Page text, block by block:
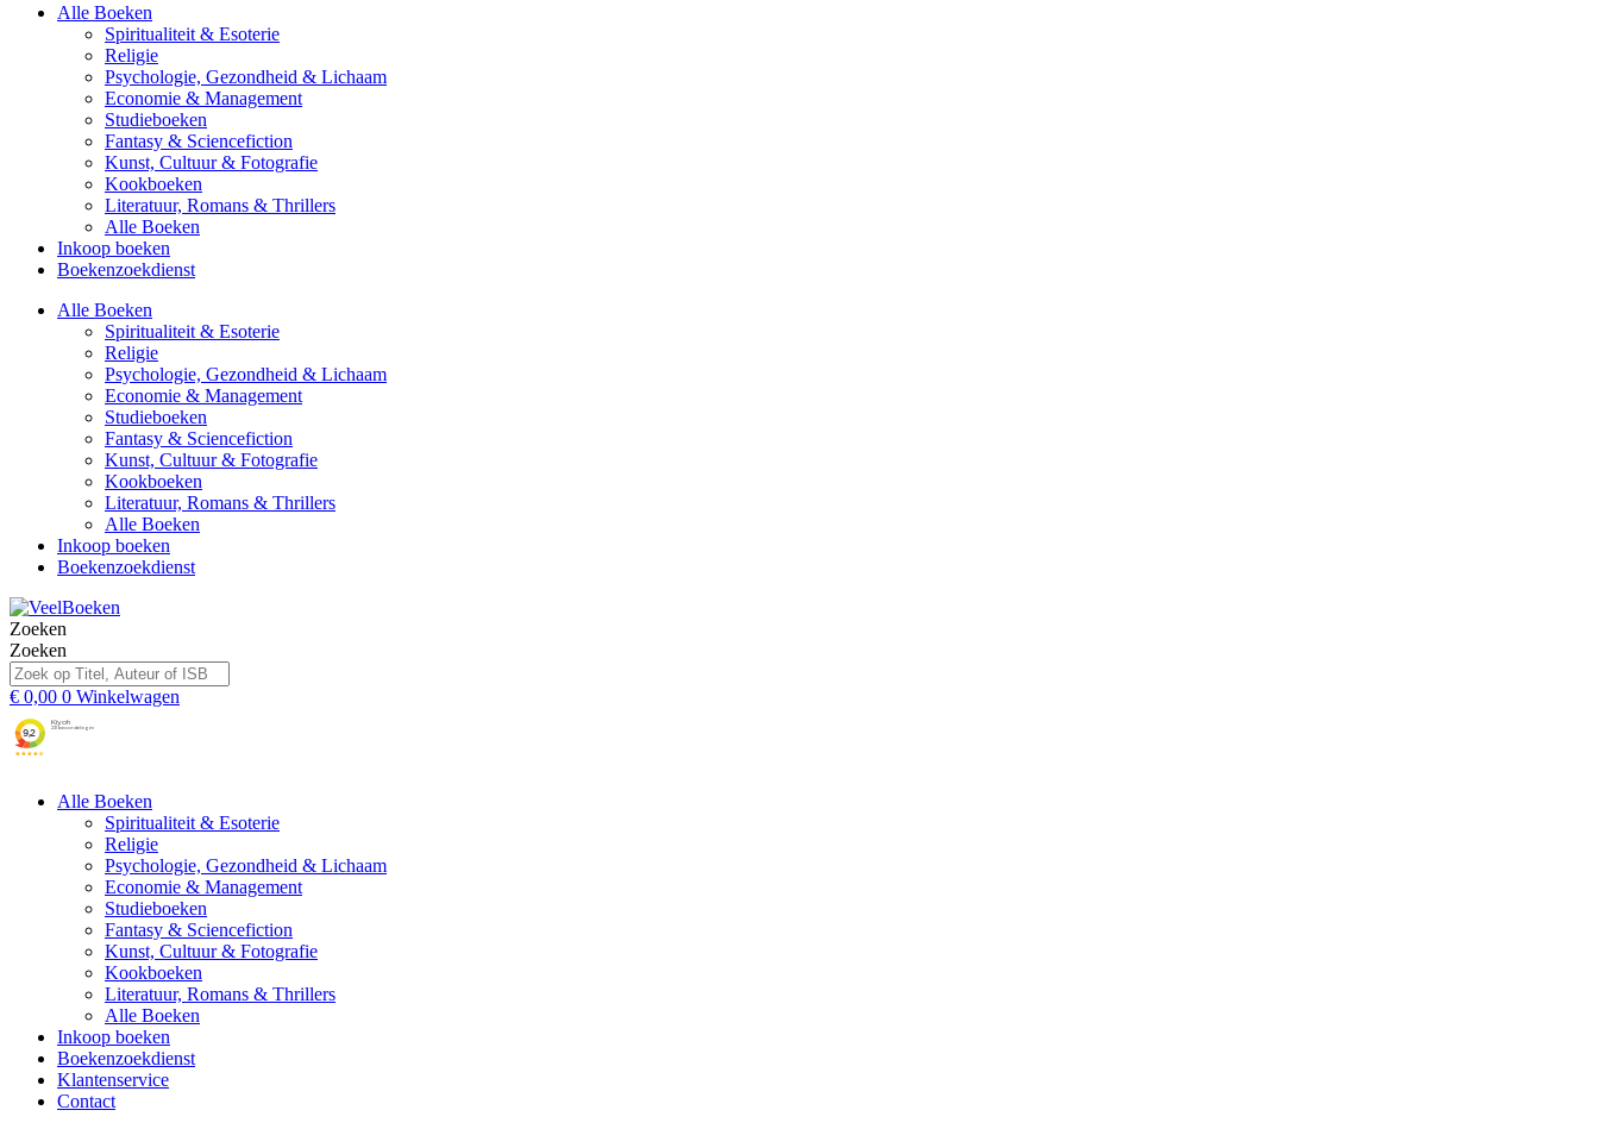
Alle Boeken
Spiritualiteit & Esoterie
Religie
Psychologie, Gezondheid & Lichaam
Economie & Management
Studieboeken
Fantasy & Sciencefiction
Kunst, Cultuur & Fotografie
Kookboeken
Literatuur, Romans & Thrillers
Alle Boeken
Inkoop boeken
Boekenzoekdienst
Alle Boeken
Spiritualiteit & Esoterie
Religie
Psychologie, Gezondheid & Lichaam
Economie & Management
Studieboeken
Fantasy & Sciencefiction
Kunst, Cultuur & Fotografie
Kookboeken
Literatuur, Romans & Thrillers
Alle Boeken
Inkoop boeken
Boekenzoekdienst
Zoeken
Zoeken
€ 0,00 0 Winkelwagen
Alle Boeken
Spiritualiteit & Esoterie
Religie
Psychologie, Gezondheid & Lichaam
Economie & Management
Studieboeken
Fantasy & Sciencefiction
Kunst, Cultuur & Fotografie
Kookboeken
Literatuur, Romans & Thrillers
Alle Boeken
Inkoop boeken
Boekenzoekdienst
Klantenservice
Contact